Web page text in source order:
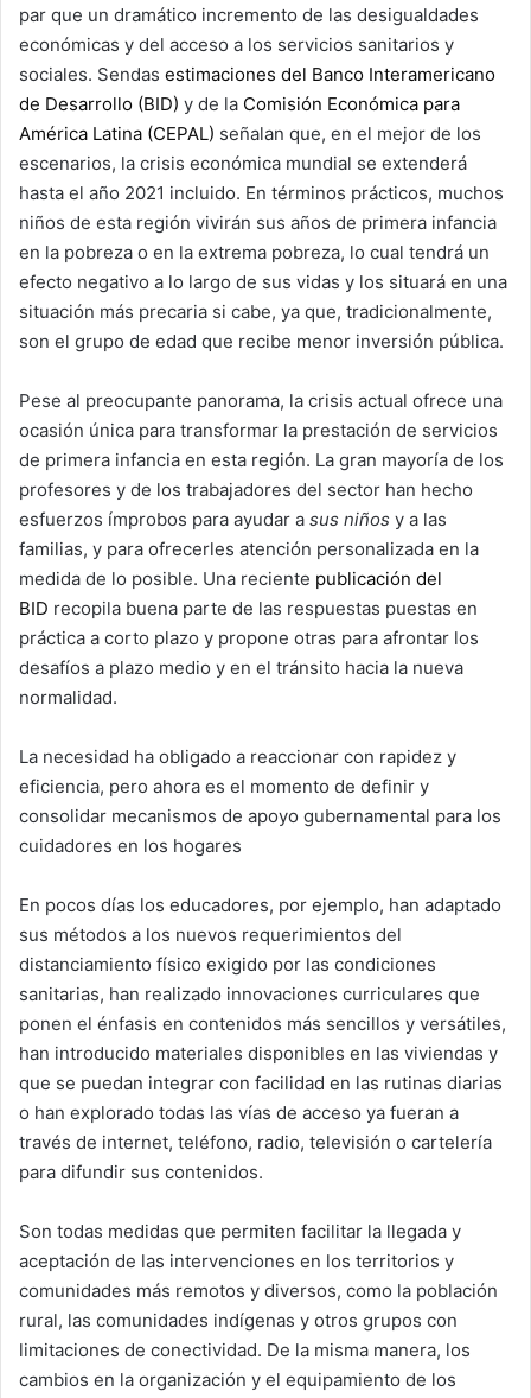
par que un dramático incremento de las desigualdades
económicas y del acceso a los servicios sanitarios y
sociales. Sendas estimaciones del Banco Interamericano
de Desarrollo (BID) y de la Comisión Económica para
América Latina (CEPAL) señalan que, en el mejor de los
escenarios, la crisis económica mundial se extenderá
hasta el año 2021 incluido. En términos prácticos, muchos
niños de esta región vivirán sus años de primera infancia
en la pobreza o en la extrema pobreza, lo cual tendrá un
efecto negativo a lo largo de sus vidas y los situará en una
situación más precaria si cabe, ya que, tradicionalmente,
son el grupo de edad que recibe menor inversión pública.
Pese al preocupante panorama, la crisis actual ofrece una
ocasión única para transformar la prestación de servicios
de primera infancia en esta región. La gran mayoría de los
profesores y de los trabajadores del sector han hecho
esfuerzos ímprobos para ayudar a sus niños y a las
familias, y para ofrecerles atención personalizada en la
medida de lo posible. Una reciente publicación del
BID recopila buena parte de las respuestas puestas en
práctica a corto plazo y propone otras para afrontar los
desafíos a plazo medio y en el tránsito hacia la nueva
normalidad.
La necesidad ha obligado a reaccionar con rapidez y
eficiencia, pero ahora es el momento de definir y
consolidar mecanismos de apoyo gubernamental para los
cuidadores en los hogares
En pocos días los educadores, por ejemplo, han adaptado
sus métodos a los nuevos requerimientos del
distanciamiento físico exigido por las condiciones
sanitarias, han realizado innovaciones curriculares que
ponen el énfasis en contenidos más sencillos y versátiles,
han introducido materiales disponibles en las viviendas y
que se puedan integrar con facilidad en las rutinas diarias
o han explorado todas las vías de acceso ya fueran a
través de internet, teléfono, radio, televisión o cartelería
para difundir sus contenidos.
Son todas medidas que permiten facilitar la llegada y
aceptación de las intervenciones en los territorios y
comunidades más remotos y diversos, como la población
rural, las comunidades indígenas y otros grupos con
limitaciones de conectividad. De la misma manera, los
cambios en la organización y el equipamiento de los